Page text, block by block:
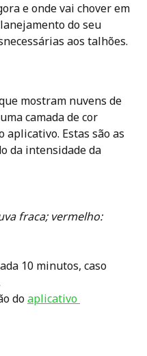
e onde vai chover em
do seu
aos talhões.
mostram nuvens de
camada de cor
aplicativo. Estas são as
da intensidade da
fraca; vermelho:
10 minutos, caso
do aplicativo